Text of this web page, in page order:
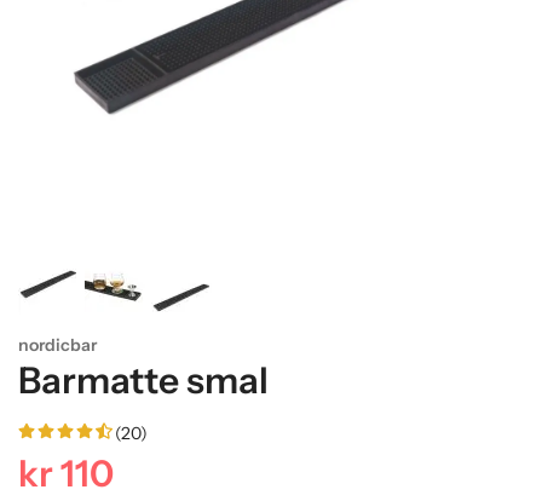
nordicbar
Barmatte smal
(20)
kr 110